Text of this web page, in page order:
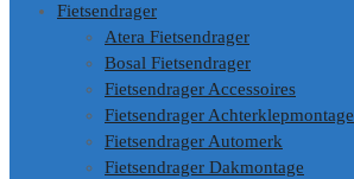
Fietsendrager
Atera Fietsendrager
Bosal Fietsendrager
Fietsendrager Accessoires
Fietsendrager Achterklepmontage
Fietsendrager Automerk
Fietsendrager Dakmontage